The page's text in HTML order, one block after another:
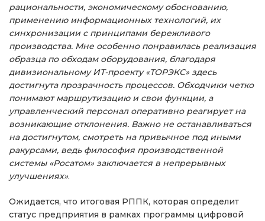
рациональности, экономическому обоснованию,
применению информационных технологий, их
синхронизации с принципами бережливого
производства. Мне особенно понравилась реализация
образца по обходам оборудования, благодаря
дивизиональному ИТ-проекту «ТОРЭКС» здесь
достигнута прозрачность процессов. Обходчики четко
понимают маршрутизацию и свои функции, а
управленческий персонал оперативно реагирует на
возникающие отклонения. Важно не останавливаться
на достигнутом, смотреть на привычное под иными
ракурсами, ведь философия производственной
системы «Росатом» заключается в непрерывных
улучшениях».
Ожидается, что итоговая РППК, которая определит
статус предприятия в рамках программы цифровой